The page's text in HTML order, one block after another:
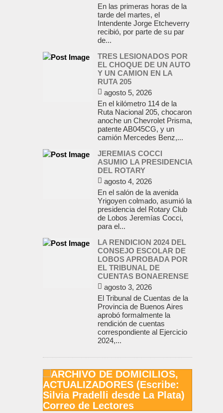
En las primeras horas de la
tarde del martes, el
Intendente Jorge Etcheverry
recibió, por parte de su par
de...
TRES LESIONADOS POR
EL CHOQUE DE UN AUTO
Y UN CAMION EN LA
RUTA 205
agosto 5, 2026
En el kilómetro 114 de la
Ruta Nacional 205, chocaron
anoche un Chevrolet Prisma,
patente AB045CG, y un
camión Mercedes Benz,...
JEREMIAS COCCI
ASUMIO LA PRESIDENCIA
DEL ROTARY
agosto 4, 2026
En el salón de la avenida
Yrigoyen colmado, asumió la
presidencia del Rotary Club
de Lobos Jeremías Cocci,
para el...
LA RENDICION 2024 DEL
CONSEJO ESCOLAR DE
LOBOS APROBADA POR
EL TRIBUNAL DE
CUENTAS BONAERENSE
agosto 3, 2026
El Tribunal de Cuentas de la
Provincia de Buenos Aires
aprobó formalmente la
rendición de cuentas
correspondiente al Ejercicio
2024,...